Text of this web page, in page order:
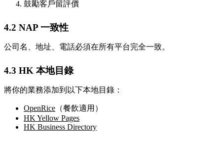
鼓勵客戶留評價
4.2 NAP 一致性
公司名、地址、電話必須在所有平台完全一致。
4.3 HK 本地目錄
將你的業務添加到以下本地目錄：
OpenRice （餐飲適用）
HK Yellow Pages
HK Business Directory